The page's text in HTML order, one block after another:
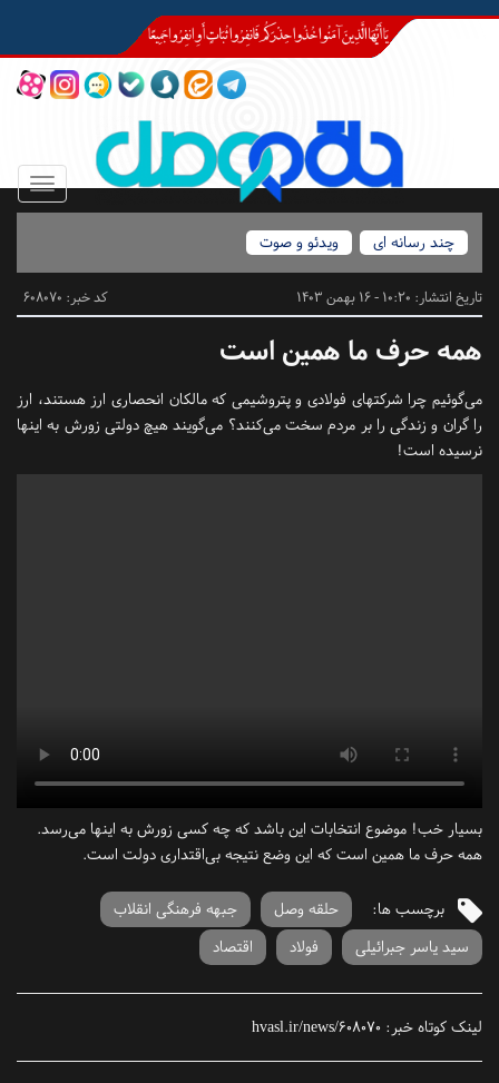
Toggle
چند رسانه ای
ویدئو و صوت
تاریخ انتشار: 10:20 - 16 بهمن 1403 کد خبر: 608070
همه حرف ما همین است
می‌گوئیم چرا شرکتهای فولادی و پتروشیمی که مالکان انحصاری ارز هستند، ارز
را گران و زندگی را بر مردم سخت می‌کنند؟ می‌گویند هیچ دولتی زورش به اینها
نرسیده است!
بسیار خب! موضوع انتخابات این باشد که چه کسی زورش به اینها می‌رسد.
همه حرف ما همین است که این وضع نتیجه بی‌اقتداری دولت است.
برچسب ها: حلقه وصل
جبهه فرهنگی انقلاب
سید یاسر جبرائیلی
فولاد اقتصاد
لینک کوتاه خبر: hvasl.ir/news/608070